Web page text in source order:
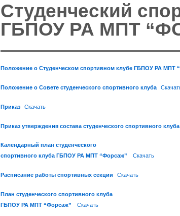
Студенческий
ГБПОУ РА МПТ
Положение о Студенческом спортивном клубе ГБПОУ РА МПТ
Положение о Совете студенческого спортивного клуба
Приказ Скачать
Приказ утверждения состава студенческого спортивного клуба
Календарный план студенческого
спортивного клуба ГБПОУ РА МПТ “Форсаж”
Скачать
Расписание работы спортивных секции Скачать
План студенческого спортивного клуба
ГБПОУ РА МПТ “Форсаж”
Скачать